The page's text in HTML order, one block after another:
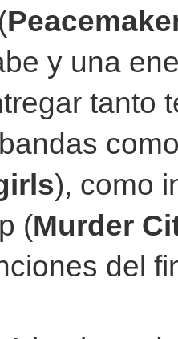
y una
tanto
), como
(Murder
del